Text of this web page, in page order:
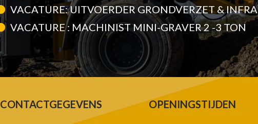
VACATURE: UITVOERDER GRONDVERZET & INFRA
VACATURE : MACHINIST MINI-GRAVER 2 -3 TON
CONTACTGEGEVENS OPENINGSTIJDEN